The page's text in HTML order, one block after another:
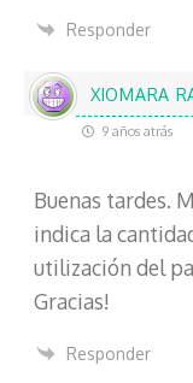
Responder
XIOMARA
9 años atrás
Buenas tardes.
indica la
utilización del
Gracias!
Responder